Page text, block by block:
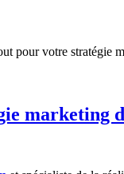
pour votre stratégie
marketing